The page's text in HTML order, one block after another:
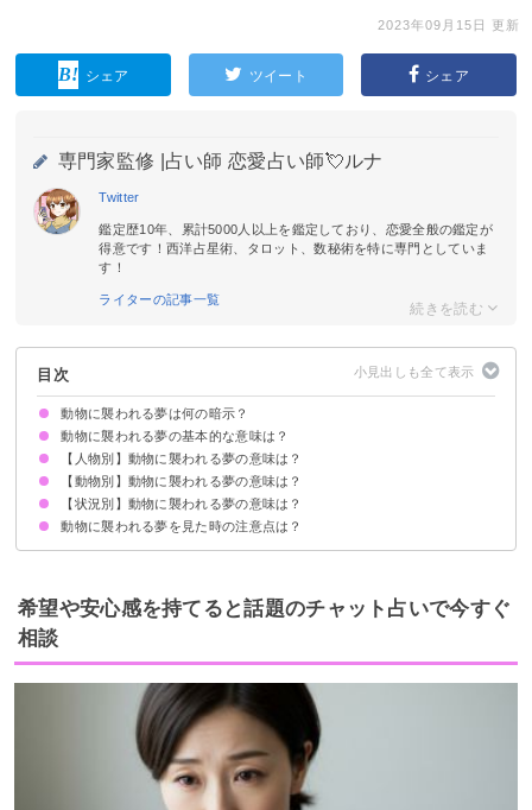
2023年09月15日 更新
シェア ツイート シェア
専門家監修 | 占い師 恋愛占い師💘ルナ
Twitter
鑑定歴10年、累計5000人以上を鑑定しており、恋愛全般の鑑定が
得意です！西洋占星術、タロット、数秘術を特に専門としていま
す！
ライターの記事一覧
目次
動物に襲われる夢は何の暗示？
動物に襲われる夢の基本的な意味は？
不安やストレスを抱えている暗示
状況によって意味が決まる
【人物別】動物に襲われる夢の意味は？
知らない人・他人が動物に襲われる夢【警告夢】
家族が動物に襲われる夢【凶夢】
子供が動物に襲われる夢【警告夢】
友達が動物に襲われる夢【警告夢】
芸能人が動物に襲われる夢【警告夢】
【動物別】動物に襲われる夢の意味は？
ライオンに襲われる夢【凶夢】
虎に襲われる夢【凶夢】
ゴリラに襲われる夢【警告夢】
猿に襲われる夢【警告夢】
蛇に襲われる夢【凶夢】
ワニに襲われる夢【凶夢】
熊に襲われる夢【警告夢】
ヒョウに襲われる夢【凶夢】
鹿に襲われる夢【警告夢】
イノシシに襲われる夢【警告夢】
チーターに襲われる夢【凶夢】
牛に襲われる夢【警告夢】
鳥に襲われる夢【凶夢】
ネズミに襲われる夢【警告夢】
犬に襲われる夢【凶夢】
猫に襲われる夢【凶夢】
蜘蛛に襲われる夢【凶夢】
ゴキブリに襲われる夢【警告夢】
カエルに襲われる夢【吉夢】
トンボに襲われる夢【警告夢】
蜂に襲われる夢【凶夢】
【状況別】動物に襲われる夢の意味は？
動物に襲われて殺される夢【吉夢】
動物に襲われて怪我する夢【凶夢】
動物に襲われて逃げ切る夢【吉夢】
動物に襲われて助かる夢【吉夢】
動物に襲われて撃退する夢【吉夢】
動物に襲われる夢を見た時の注意点は？
十分な休息を取る
警告夢や凶夢の内容を人に話す
希望や安心感を持てると話題のチャット占いで今すぐ
相談